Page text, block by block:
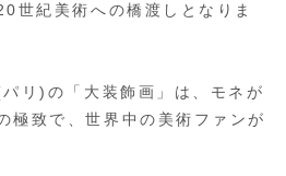
世紀美術への橋渡しとなりま
リ)の「大装飾画」は、モネが
極致で、世界中の美術ファンが